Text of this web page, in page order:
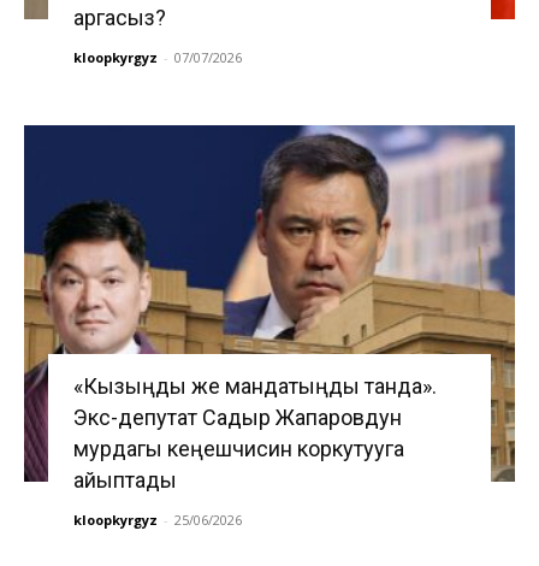
аргасыз?
kloopkyrgyz - 07/07/2026
«Кызыңды же мандатыңды танда».
Экс-депутат Садыр Жапаровдун
мурдагы кеңешчисин коркутууга
айыптады
kloopkyrgyz - 25/06/2026